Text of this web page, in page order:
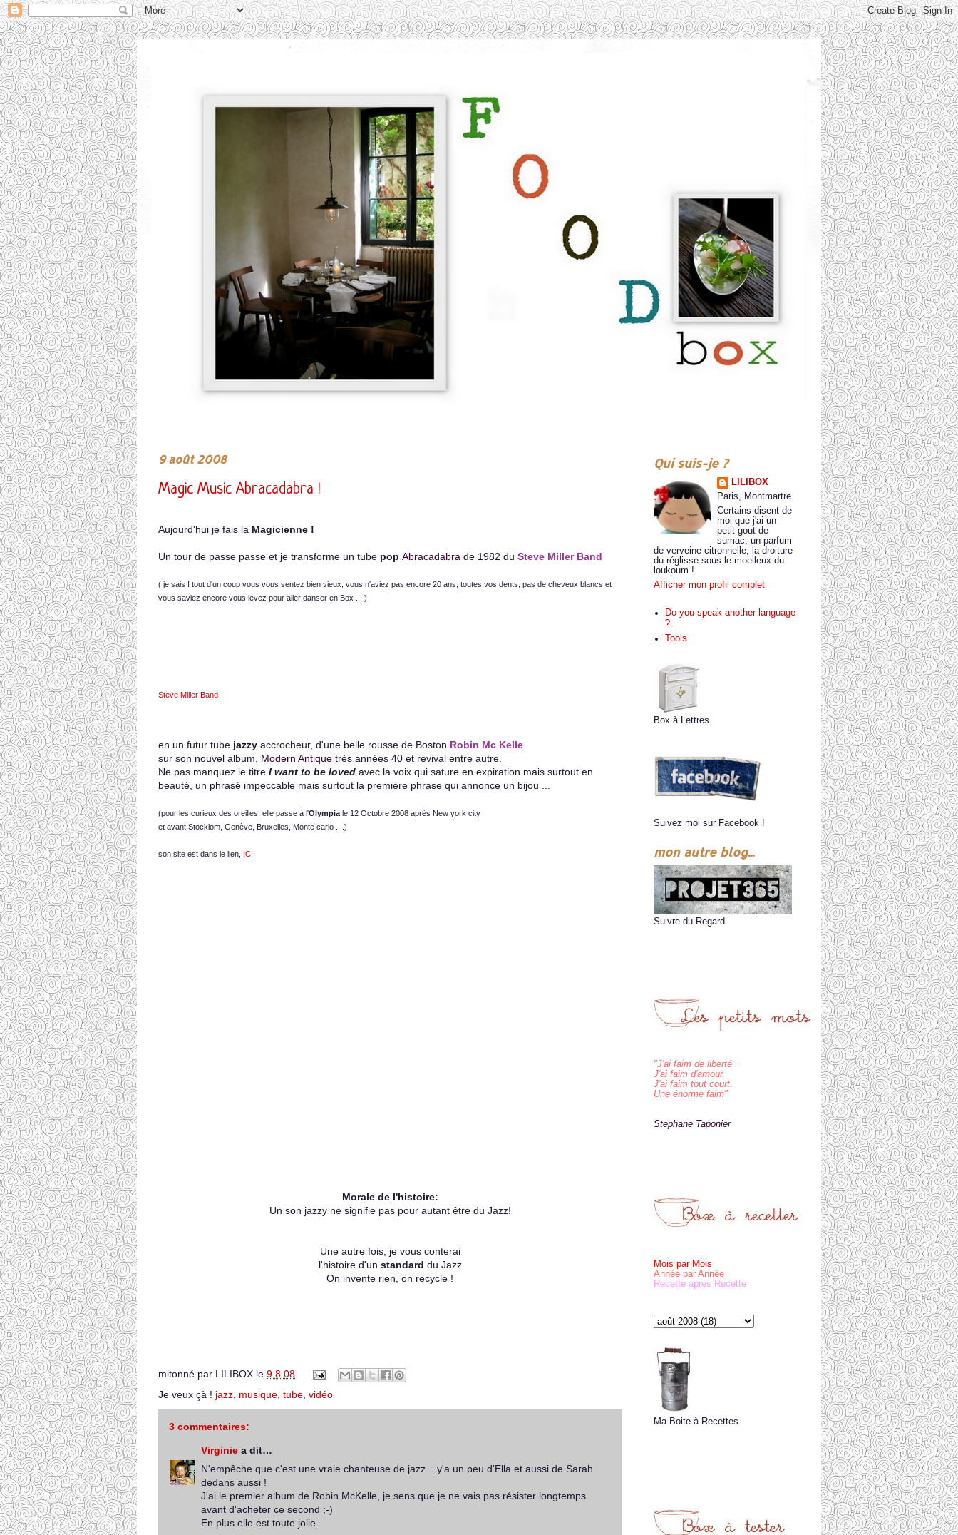
9 août 2008
Magic Music Abracadabra !
Aujourd'hui je fais la Magicienne !
Un tour de passe passe et je transforme un tube pop Abracadabra de 1982 du Steve Miller Band
( je sais ! tout d'un coup vous vous sentez bien vieux, vous n'aviez pas encore 20 ans, toutes vos dents, pas de cheveux blancs et
vous saviez encore vous levez pour aller danser en Box ... )
Steve Miller Band
en un futur tube jazzy accrocheur, d'une belle rousse de Boston Robin Mc Kelle
sur son nouvel album, Modern Antique très années 40 et revival entre autre.
Ne pas manquez le titre I want to be loved avec la voix qui sature en expiration mais surtout en
beauté, un phrasé impeccable mais surtout la première phrase qui annonce un bijou ...
(pour les curieux des oreilles, elle passe à l'Olympia le 12 Octobre 2008 après New york city
et avant Stocklom, Genève, Bruxelles, Monte carlo ....)
son site est dans le lien, ICI
Morale de l'histoire:
Un son jazzy ne signifie pas pour autant être du Jazz!
Une autre fois, je vous conterai
l'histoire d'un standard du Jazz
On invente rien, on recycle !
mitonné par LILIBOX le 9.8.08
Je veux çà ! jazz musique tube vidéo
3 commentaires:
Virginie a dit…
N'empêche que c'est une vraie chanteuse de jazz... y'a un peu d'Ella et aussi de Sarah
dedans aussi !
J'ai le premier album de Robin McKelle, je sens que je ne vais pas résister longtemps
avant d'acheter ce second ;-)
En plus elle est toute jolie.
Qui suis-je ?
LILIBOX
Paris, Montmartre
Certains disent de
moi que j'ai un
petit gout de
sumac, un parfum
de verveine citronnelle, la droiture
du réglisse sous le moelleux du
loukoum !
Afficher mon profil complet
Do you speak another language
?
Tools
Box à Lettres
Suivez moi sur Facebook !
mon autre blog...
Suivre du Regard
"J'ai faim de liberté
J'ai faim d'amour,
J'ai faim tout court.
Une énorme faim"
Stephane Taponier
Mois par Mois
Année par Année
Recette après Recette
Ma Boite à Recettes